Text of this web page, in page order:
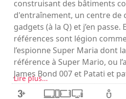
construisant des bâtiments
d'entraînement, un centre de
gadgets (à la Q) et j’en passe.
références sont légion
l’espionne Super Maria dont
référence à Super Mario, ou
James Bond 007 et Patati et
Lire plus...